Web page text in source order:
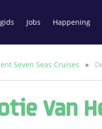
Jobs Happening
Seven Seas Cruises »
Van